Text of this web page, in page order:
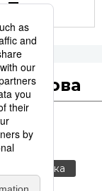
слова
политика